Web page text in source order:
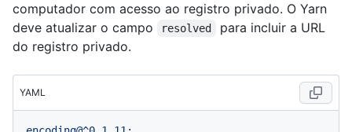
computador com acesso ao registro privado. O Yarn
deve atualizar o campo
resolved
para incluir a URL
do registro privado.
YAML